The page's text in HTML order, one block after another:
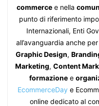
commercee nella
punto di riferimento
Internazionali, Enti
all’avanguardia anche
Graphic Design,
Marketing, Content
formazione e
EcommerceDay e
online dedicato al